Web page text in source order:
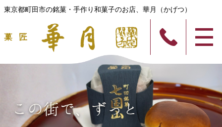
東京都町田市の銘菓・手作り和菓子のお店、華月（かげつ）